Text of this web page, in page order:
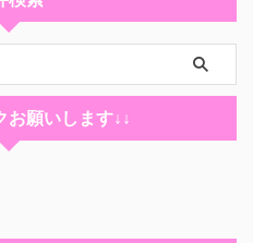
度なしで、他の業者から提案さ
に小売をしない、業者向けに卸
いでくれるので、割安でなおか
込みが非常に高い物件を提案い
家賃上げれそうな物件、審査の
０００円上げられたら、３０万
で約２００万円。 短期譲渡でも
お願いします↓↓